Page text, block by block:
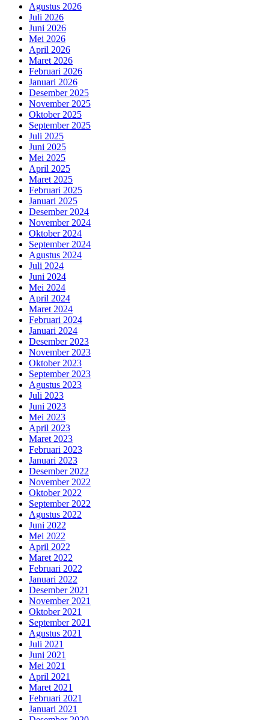
Agustus 2026
Juli 2026
Juni 2026
Mei 2026
April 2026
Maret 2026
Februari 2026
Januari 2026
Desember 2025
November 2025
Oktober 2025
September 2025
Juli 2025
Juni 2025
Mei 2025
April 2025
Maret 2025
Februari 2025
Januari 2025
Desember 2024
November 2024
Oktober 2024
September 2024
Agustus 2024
Juli 2024
Juni 2024
Mei 2024
April 2024
Maret 2024
Februari 2024
Januari 2024
Desember 2023
November 2023
Oktober 2023
September 2023
Agustus 2023
Juli 2023
Juni 2023
Mei 2023
April 2023
Maret 2023
Februari 2023
Januari 2023
Desember 2022
November 2022
Oktober 2022
September 2022
Agustus 2022
Juni 2022
Mei 2022
April 2022
Maret 2022
Februari 2022
Januari 2022
Desember 2021
November 2021
Oktober 2021
September 2021
Agustus 2021
Juli 2021
Juni 2021
Mei 2021
April 2021
Maret 2021
Februari 2021
Januari 2021